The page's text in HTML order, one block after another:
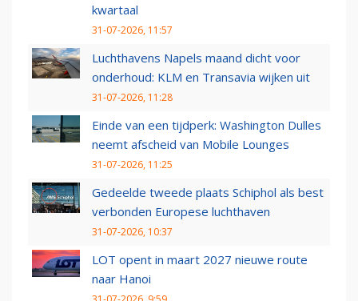
kwartaal
31-07-2026, 11:57
Luchthavens Napels maand dicht voor
onderhoud: KLM en Transavia wijken uit
31-07-2026, 11:28
Einde van een tijdperk: Washington Dulles
neemt afscheid van Mobile Lounges
31-07-2026, 11:25
Gedeelde tweede plaats Schiphol als best
verbonden Europese luchthaven
31-07-2026, 10:37
LOT opent in maart 2027 nieuwe route
naar Hanoi